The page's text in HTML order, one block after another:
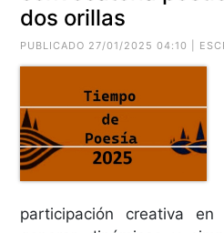
dos orillas
PUBLICADO 27/01/2025 04:10 |
participación creativa